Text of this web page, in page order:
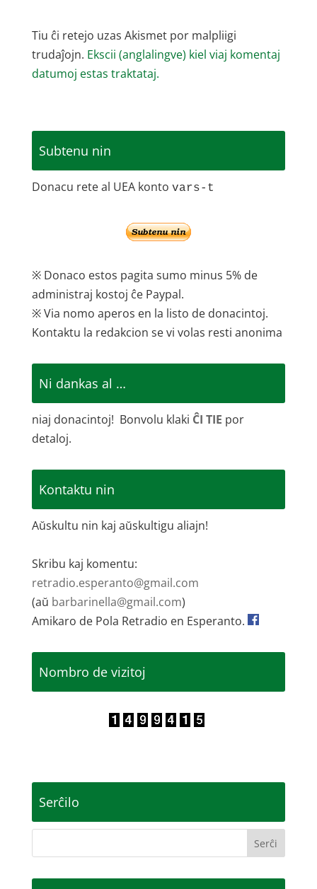
Tiu ĉi retejo uzas Akismet por malpliigi
trudaĵojn. Ekscii (anglalingve) kiel viaj komentaj
datumoj estas traktataj.
Subtenu nin
Donacu rete al UEA konto vars-t
※ Donaco estos pagita sumo minus 5% de
administraj kostoj ĉe Paypal.
※ Via nomo aperos en la listo de donacintoj.
Kontaktu la redakcion se vi volas resti anonima
Ni dankas al …
niaj donacintoj! Bonvolu klaki ĈI TIE por
detaloj.
Kontaktu nin
Aŭskultu nin kaj aŭskultigu aliajn!
Skribu kaj komentu:
retradio.esperanto@gmail.com
(aŭ barbarinella@gmail.com)
Amikaro de Pola Retradio en Esperanto.
Nombro de vizitoj
Serĉilo